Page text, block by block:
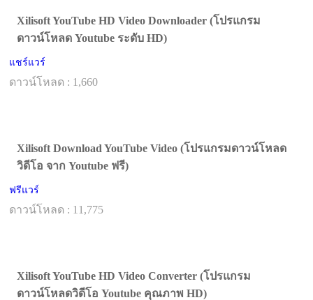
Xilisoft YouTube HD Video Downloader (โปรแกรม
ดาวน์โหลด Youtube ระดับ HD)
แชร์แวร์
ดาวน์โหลด : 1,660
Xilisoft Download YouTube Video (โปรแกรมดาวน์โหลด
วิดีโอ จาก Youtube ฟรี)
ฟรีแวร์
ดาวน์โหลด : 11,775
Xilisoft YouTube HD Video Converter (โปรแกรม
ดาวน์โหลดวิดีโอ Youtube คุณภาพ HD)